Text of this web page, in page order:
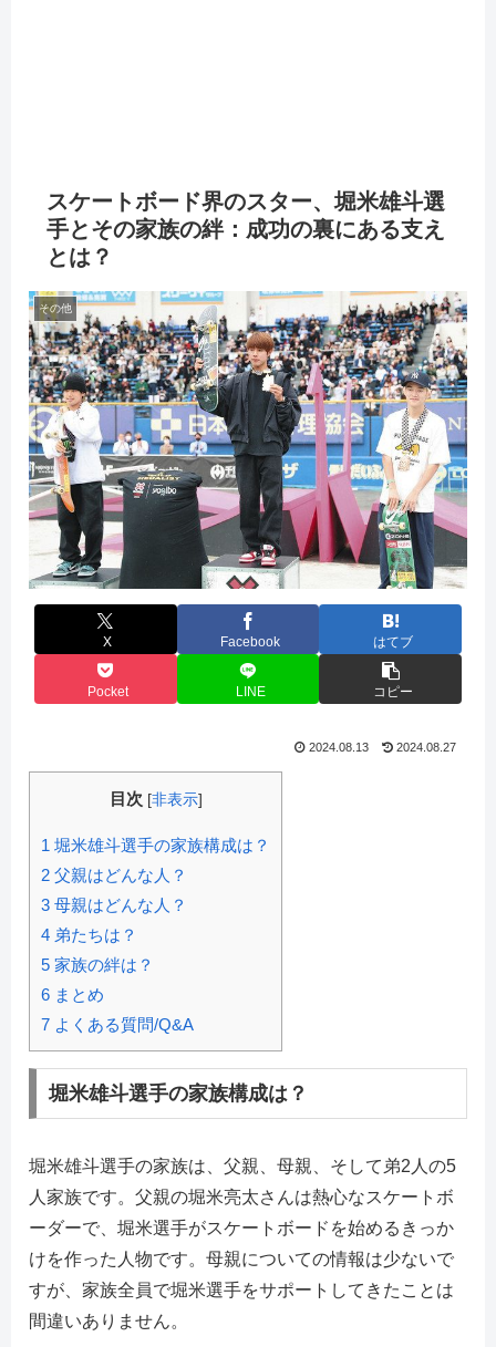
スケートボード界のスター、堀米雄斗選
手とその家族の絆：成功の裏にある支え
とは？
その他
X Facebook はてブ
Pocket LINE コピー
2024.08.13 2024.08.27
目次 [非表示]
1 堀米雄斗選手の家族構成は？
2 父親はどんな人？
3 母親はどんな人？
4 弟たちは？
5 家族の絆は？
6 まとめ
7 よくある質問/Q&A
堀米雄斗選手の家族構成は？
堀米雄斗選手の家族は、父親、母親、そして弟2人の5
人家族です。父親の堀米亮太さんは熱心なスケートボ
ーダーで、堀米選手がスケートボードを始めるきっか
けを作った人物です。母親についての情報は少ないで
すが、家族全員で堀米選手をサポートしてきたことは
間違いありません。